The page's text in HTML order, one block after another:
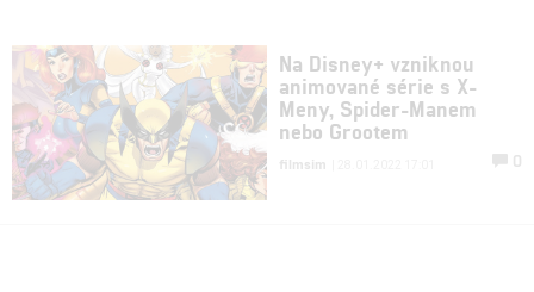
Na Disney+ vzniknou
animované série s X-
Meny, Spider-Manem
nebo Grootem
filmsim 0